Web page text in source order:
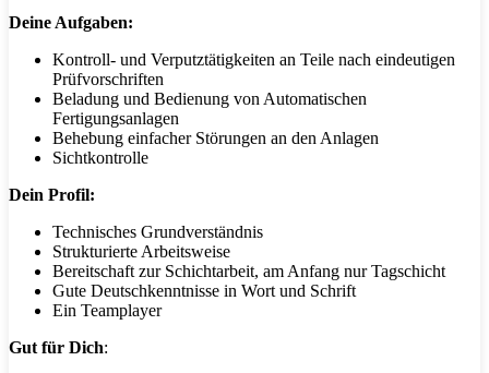
Deine Aufgaben:
Kontroll- und Verputztätigkeiten an Teile nach eindeutigen
Prüfvorschriften
Beladung und Bedienung von Automatischen
Fertigungsanlagen
Behebung einfacher Störungen an den Anlagen
Sichtkontrolle
Dein Profil:
Technisches Grundverständnis
Strukturierte Arbeitsweise
Bereitschaft zur Schichtarbeit, am Anfang nur Tagschicht
Gute Deutschkenntnisse in Wort und Schrift
Ein Teamplayer
Gut für Dich: